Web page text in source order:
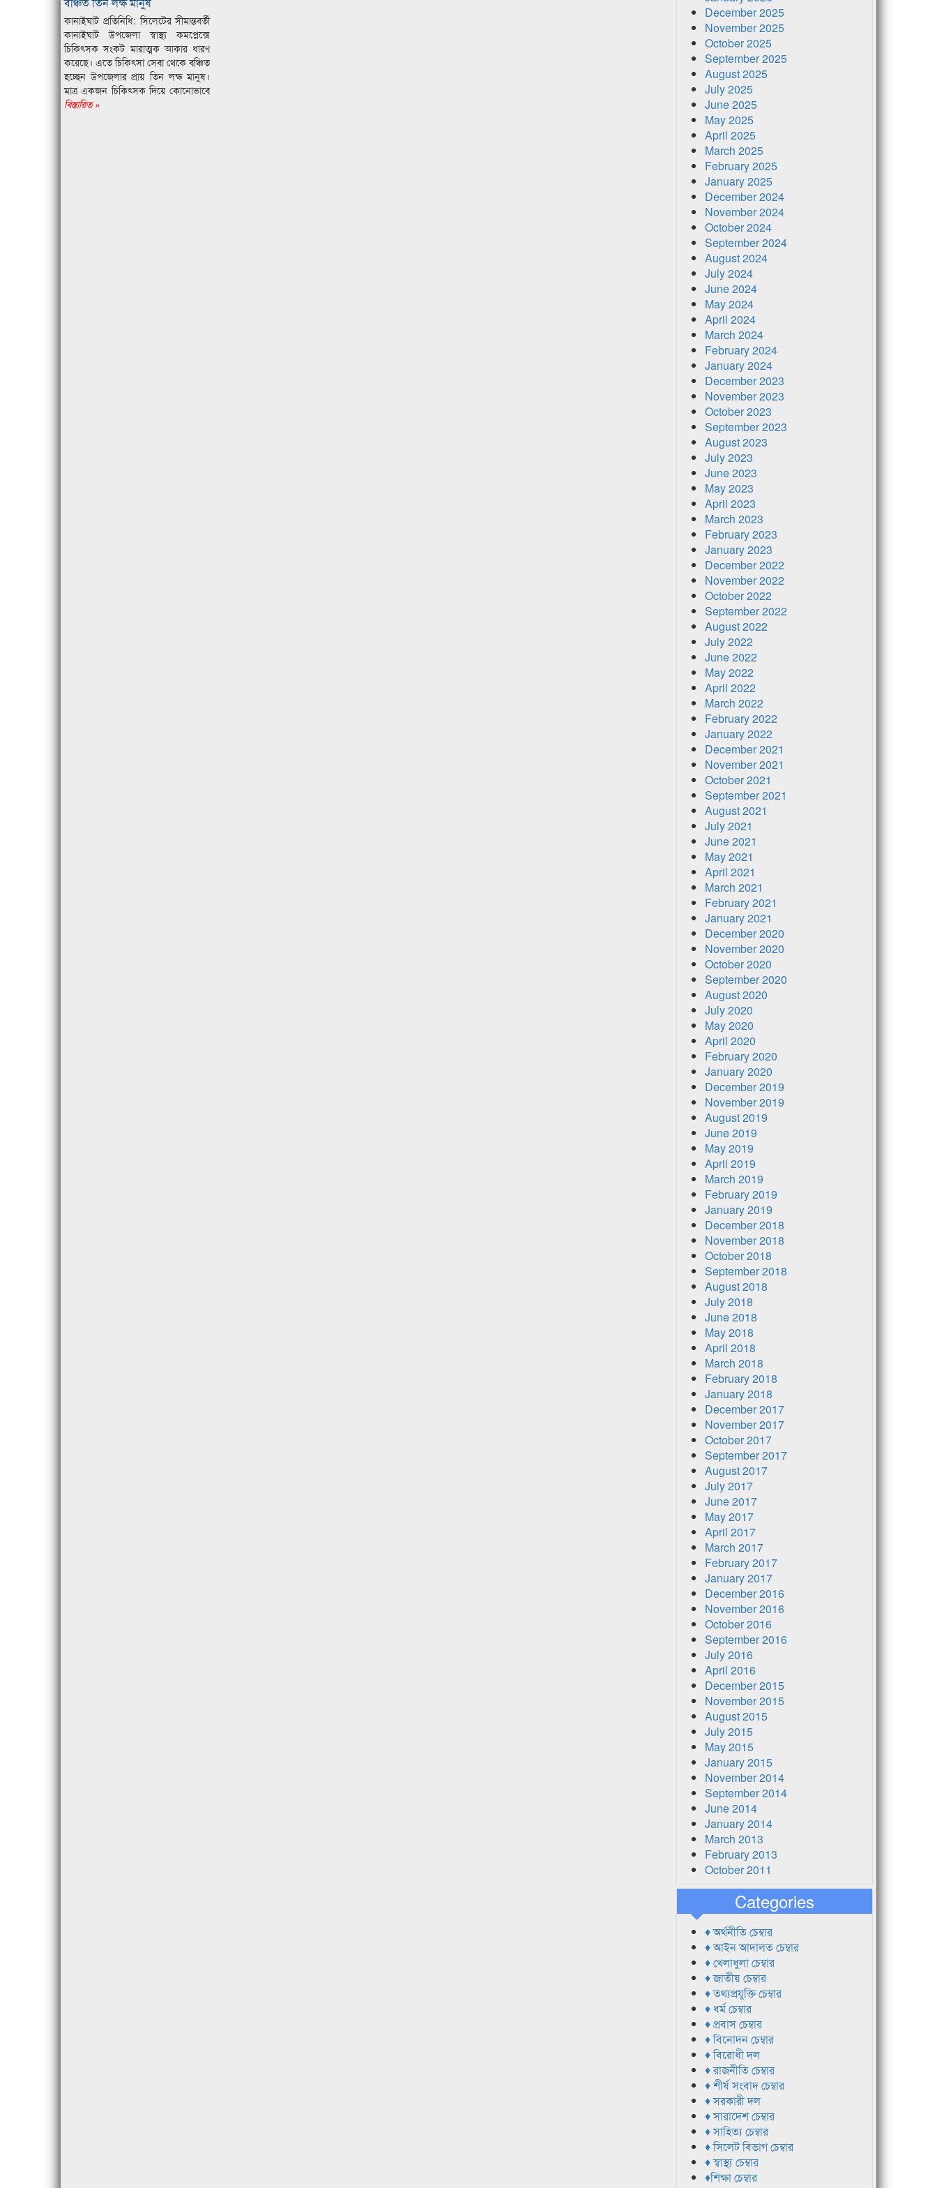
কানাইঘাট প্রতিনিধি: সিলেটের সীমান্তবর্তী
কানাইঘাট উপজেলা স্বাস্থ্য কমপ্লেক্সে
চিকিৎসক সংকট মারাত্মক আকার ধারণ
করেছে। এতে চিকিৎসা সেবা থেকে বঞ্চিত
হচ্ছেন উপজেলার প্রায় তিন লক্ষ মানুষ।
মাত্র একজন চিকিৎসক দিয়ে কোনোভাবে
বিস্তারিত »
December 2025
November 2025
October 2025
September 2025
August 2025
July 2025
June 2025
May 2025
April 2025
March 2025
February 2025
January 2025
December 2024
November 2024
October 2024
September 2024
August 2024
July 2024
June 2024
May 2024
April 2024
March 2024
February 2024
January 2024
December 2023
November 2023
October 2023
September 2023
August 2023
July 2023
June 2023
May 2023
April 2023
March 2023
February 2023
January 2023
December 2022
November 2022
October 2022
September 2022
August 2022
July 2022
June 2022
May 2022
April 2022
March 2022
February 2022
January 2022
December 2021
November 2021
October 2021
September 2021
August 2021
July 2021
June 2021
May 2021
April 2021
March 2021
February 2021
January 2021
December 2020
November 2020
October 2020
September 2020
August 2020
July 2020
May 2020
April 2020
February 2020
January 2020
December 2019
November 2019
August 2019
June 2019
May 2019
April 2019
March 2019
February 2019
January 2019
December 2018
November 2018
October 2018
September 2018
August 2018
July 2018
June 2018
May 2018
April 2018
March 2018
February 2018
January 2018
December 2017
November 2017
October 2017
September 2017
August 2017
July 2017
June 2017
May 2017
April 2017
March 2017
February 2017
January 2017
December 2016
November 2016
October 2016
September 2016
July 2016
April 2016
December 2015
November 2015
August 2015
July 2015
May 2015
January 2015
November 2014
September 2014
June 2014
January 2014
March 2013
February 2013
October 2011
Categories
♦ অর্থনীতি চেম্বার
♦ আইন আদালত চেম্বার
♦ খেলাধুলা চেম্বার
♦ জাতীয় চেম্বার
♦ তথ্যপ্রযুক্তি চেম্বার
♦ ধর্ম চেম্বার
♦ প্রবাস চেম্বার
♦ বিনোদন চেম্বার
♦ বিরোধী দল
♦ রাজনীতি চেম্বার
♦ শীর্ষ সংবাদ চেম্বার
♦ সরকারী দল
♦ সারাদেশ চেম্বার
♦ সাহিত্য চেম্বার
♦ সিলেট বিভাগ চেম্বার
♦ স্বাস্থ্য চেম্বার
♦শিক্ষা চেম্বার